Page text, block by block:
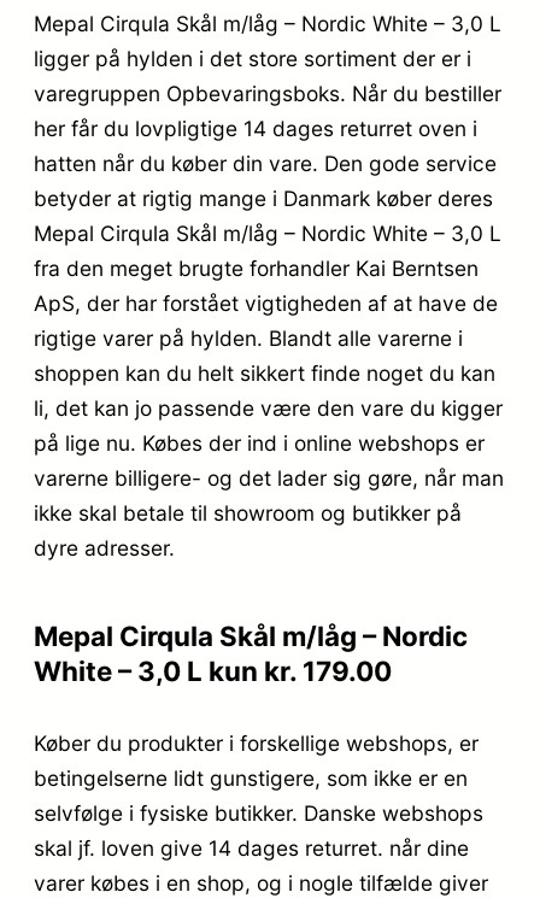
Mepal Cirqula Skål m/låg – Nordic White – 3,0 L
ligger på hylden i det store sortiment der er i
varegruppen Opbevaringsboks. Når du bestiller
her får du lovpligtige 14 dages returret oven i
hatten når du køber din vare. Den gode service
betyder at rigtig mange i Danmark køber deres
Mepal Cirqula Skål m/låg – Nordic White – 3,0 L
fra den meget brugte forhandler Kai Berntsen
ApS, der har forstået vigtigheden af at have de
rigtige varer på hylden. Blandt alle varerne i
shoppen kan du helt sikkert finde noget du kan
li, det kan jo passende være den vare du kigger
på lige nu. Købes der ind i online webshops er
varerne billigere- og det lader sig gøre, når man
ikke skal betale til showroom og butikker på
dyre adresser.
Mepal Cirqula Skål m/låg – Nordic
White – 3,0 L kun kr. 179.00
Køber du produkter i forskellige webshops, er
betingelserne lidt gunstigere, som ikke er en
selvfølge i fysiske butikker. Danske webshops
skal jf. loven give 14 dages returret. når dine
varer købes i en shop, og i nogle tilfælde giver